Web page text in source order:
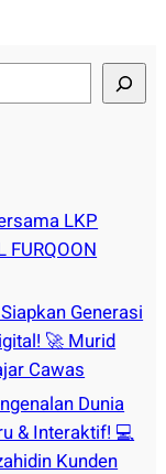
LKP
FURQOON
Generasi
🚀 Murid
Cawas
Dunia
& Interaktif! 💻
Kunden